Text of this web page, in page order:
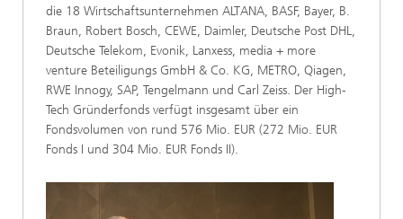
die 18 Wirtschaftsunternehmen ALTANA, BASF, Bayer, B.
Braun, Robert Bosch, CEWE, Daimler, Deutsche Post DHL,
Deutsche Telekom, Evonik, Lanxess, media + more
venture Beteiligungs GmbH & Co. KG, METRO, Qiagen,
RWE Innogy, SAP, Tengelmann und Carl Zeiss. Der High-
Tech Gründerfonds verfügt insgesamt über ein
Fondsvolumen von rund 576 Mio. EUR (272 Mio. EUR
Fonds I und 304 Mio. EUR Fonds II).